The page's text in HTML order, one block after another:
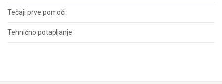
Tečaji prve pomoči
Tehnično potapljanje